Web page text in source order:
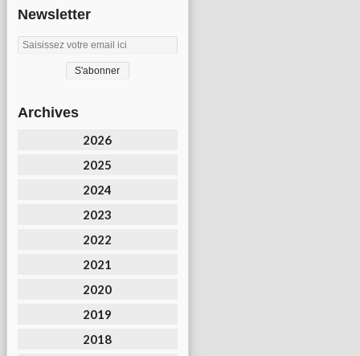
Newsletter
Archives
2026
2025
2024
2023
2022
2021
2020
2019
2018